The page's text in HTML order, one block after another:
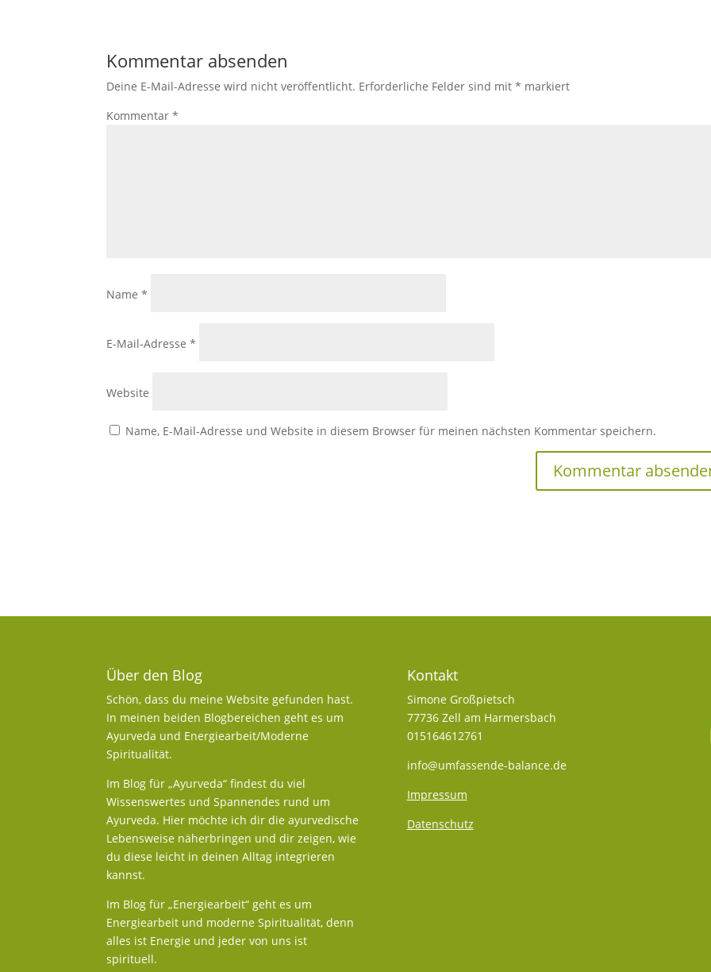
Kommentar absenden
Deine E-Mail-Adresse wird nicht veröffentlicht. Erforderliche Felder sind mit* markiert
Kommentar*
Name*
E-Mail-Adresse*
Website
Name, E-Mail-Adresse und Website in diesem Browser für meinen nächsten Kommentar speichern.
Über den Blog
Schön, dass du meine Website gefunden hast.
In meinen beiden Blogbereichen geht es um
Ayurveda und Energiearbeit/Moderne
Spiritualität.
Im Blog für „Ayurveda“ findest du viel
Wissenswertes und Spannendes rund um
Ayurveda. Hier möchte ich dir die ayurvedische
Lebensweise näherbringen und dir zeigen, wie
du diese leicht in deinen Alltag integrieren
kannst.
Im Blog für „Energiearbeit“ geht es um
Energiearbeit und moderne Spiritualität, denn
alles ist Energie und jeder von uns ist
spirituell.
Kontakt
Simone Großpietsch
77736 Zell am Harmersbach
015164612761
info@umfassende-balance.de
Impressum
Datenschutz